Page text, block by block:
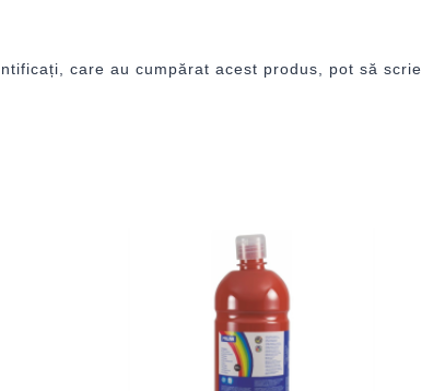
care au cumpărat acest produs, pot să scrie